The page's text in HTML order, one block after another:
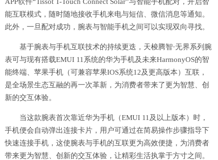
能互联模式，随时随地接收手机来电与短信、微信消息等通知。
此外，一旦配对成功，腕表与智能手机之间可以实现双向寻找。
基于腕表与手机互联技术的持续更迭，天梭腾智·无界系列腕
表可与现有搭载EMUI 11系统的华为手机及未来HarmonyOS的智
能终端、苹果手机（可兼容苹果IOS系统12及更高版本）互联，
是全场景生态互融的再一次革新，为消费者带来了更为智慧、创
新的交互体验。
当这款腕表首次靠近华为手机（EMUI 11及以上版本）时，
手机便会自动弹出连接卡片，用户可通过在简易操作步骤指导下
快速连接手机，这使腕表与手机的互联更为高效便捷，为消费者
带来更为智慧、创新的交互体验，让精彩生活执掌于方寸之间。